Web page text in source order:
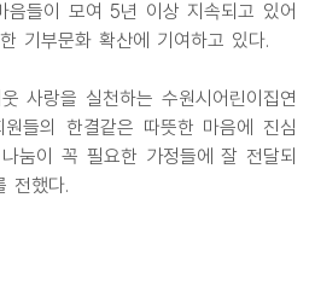
음들이 모여 5년 이상 지속되고 있어
기부문화 확산에 기여하고 있다.
사랑을 실천하는 수원시어린이집연
들의 한결같은 따뜻한 마음에 진심
눔이 꼭 필요한 가정들에 잘 전달되
전했다.